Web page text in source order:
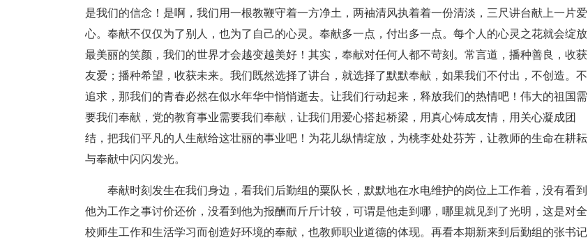
是我们的信念！是啊，我们用一根教鞭守着一方净土，两袖清风执着着一份清淡，三尺讲台献上一片爱
心。奉献不仅仅为了别人，也为了自己的心灵。奉献多一点，付出多一点。每个人的心灵之花就会绽放
最美丽的笑颜，我们的世界才会越变越美好！其实，奉献对任何人都不苛刻。常言道，播种善良，收获
友爱；播种希望，收获未来。我们既然选择了讲台，就选择了默默奉献，如果我们不付出，不创造。不
追求，那我们的青春必然在似水年华中悄悄逝去。让我们行动起来，释放我们的热情吧！伟大的祖国需
要我们奉献，党的教育事业需要我们奉献，让我们用爱心搭起桥梁，用真心铸成友情，用关心凝成团
结，把我们平凡的人生献给这壮丽的事业吧！为花儿纵情绽放，为桃李处处芬芳，让教师的生命在耕耘
与奉献中闪闪发光。
奉献时刻发生在我们身边，看我们后勤组的粟队长，默默地在水电维护的岗位上工作着，没有看到
他为工作之事讨价还价，没看到他为报酬而斤斤计较，可谓是他走到哪，哪里就见到了光明，这是对全
校师生工作和生活学习而创造好环境的奉献，也教师职业道德的体现。再看本期新来到后勤组的张书记